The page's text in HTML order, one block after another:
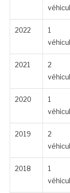
2022
1
2021
2
2020
1
2019
2
2018
1